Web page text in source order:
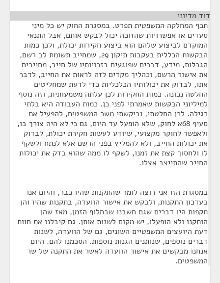
דוד מדיוני
תכף המחלקה המשפטית תפרט. במסגרת החוק יש כל מיני
סעדים או אפשרויות שהזוכה יכול לבקש אותם, אבל התנאי
המוקדם לביצוע שלהם הוא ביצוע חקירות יכולת, ולכן כמות
הבקשות הכללית בעקבות תיקון 29, שמחייב תשומת לב רשם,
הגבלות, מידע, דברים שפוגעים בזכויותיו של חייב, מחייבים
את אישור הרשם, וכהליך מקדים לזה לראות את החייב, לדבר
אתו, לבדוק את יכולותיו הכלכליות כדי לדעת שמחליטים
החלטה נכונה. כמות החקירות לכן עלתה משמעותית, וזה נוסף
למיליוני הבקשות שאמרתי לפני כן. כמות העבודה היא בלתי
רגילה. לכן החלטתי, וביקשתי משר המשפטים, להפעיל את
סעיף 68א לחוק, שלא הופעל עד היום, גם כי לא היה צורך בו,
ולאפשר לחוקר מקצועי, שיודע לעשות חקירת יכולת, לבדוק
את יכולות החייב, ולא להמליץ בפני הרשם אלא לנתח ולשקף
לו ולחסוך קצת את זמנו, לשקף לו ממה שהוא בדק את יכולות
החייב שהתייצב אצלו.
במסגרת הזו אני רוצה לומר שהתקנות שהיו כבר, והיום אנו
בעדכון התקנות, ולבקש את אישור הוועדה, בתקנות שהיו והן
תקפות היו דברים שגם חשבנו שבחלוף הזמן, מאז שהן
הותקנו ולא הופעלו, יש מקום לשנות אותן. גם קיבלנו את חוות
דעת היועצים המשפטיים השונים, גם של הוועדה, לשנות
דברים נוספים, שנותנים הגנות נוספות. הסכמנו להם. היום
אנחנו מבקשים את אישור הוועדה לאשר את התקנה של שר
המשפטים.